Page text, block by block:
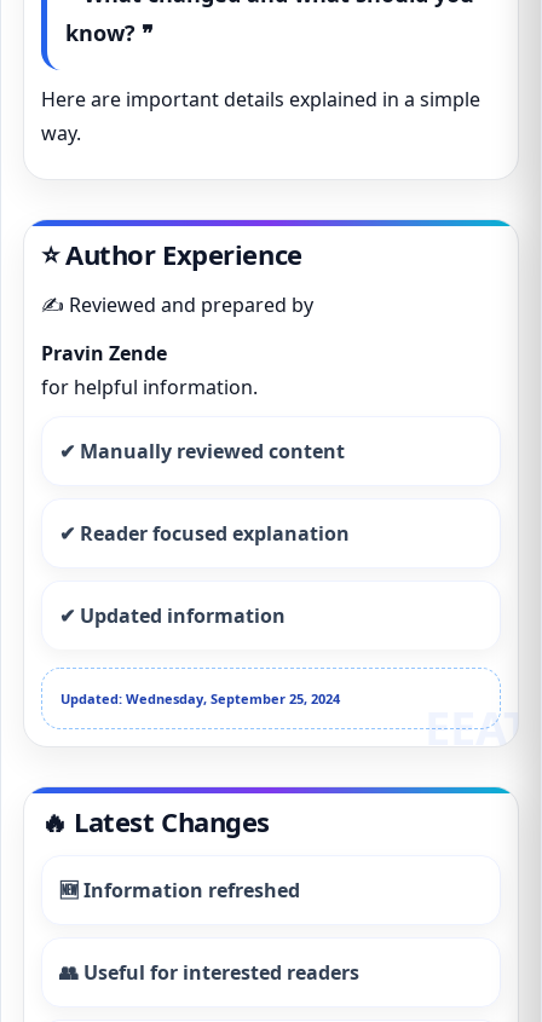
know? ❞
Here are important details explained in a simple
way.
⭐ Author Experience
✍️ Reviewed and prepared by
Pravin Zende
for helpful information.
✔ Manually reviewed content
✔ Reader focused explanation
✔ Updated information
Updated: Wednesday, September 25, 2024
🔥 Latest Changes
🆕 Information refreshed
👥 Useful for interested readers